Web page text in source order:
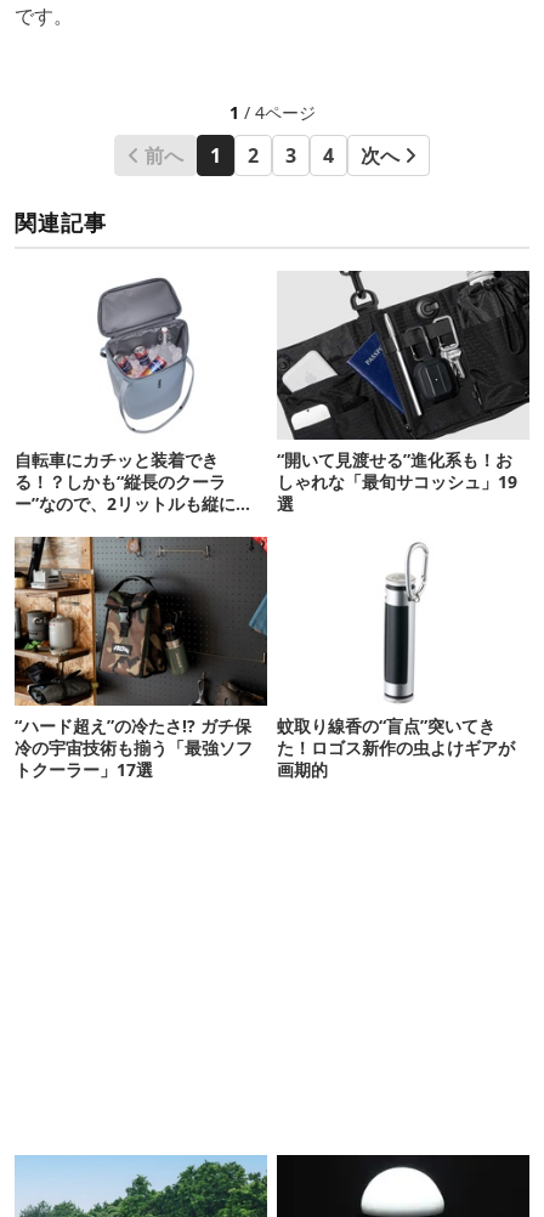
です。
1 / 4ページ
前へ 1 2 3 4 次へ
関連記事
自転車にカチッと装着でき
る！？しかも“縦長のクーラ
ー”なので、2リットルも縦に入
“開いて見渡せる”進化系も！お
しゃれな「最旬サコッシュ」19
選
“ハード超え”の冷たさ!? ガチ保
冷の宇宙技術も揃う「最強ソフ
トクーラー」17選
蚊取り線香の“盲点”突いてき
た！ロゴス新作の虫よけギアが
画期的